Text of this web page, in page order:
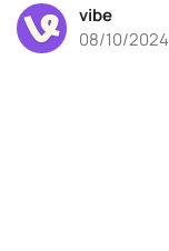
vibe
08/10/2024